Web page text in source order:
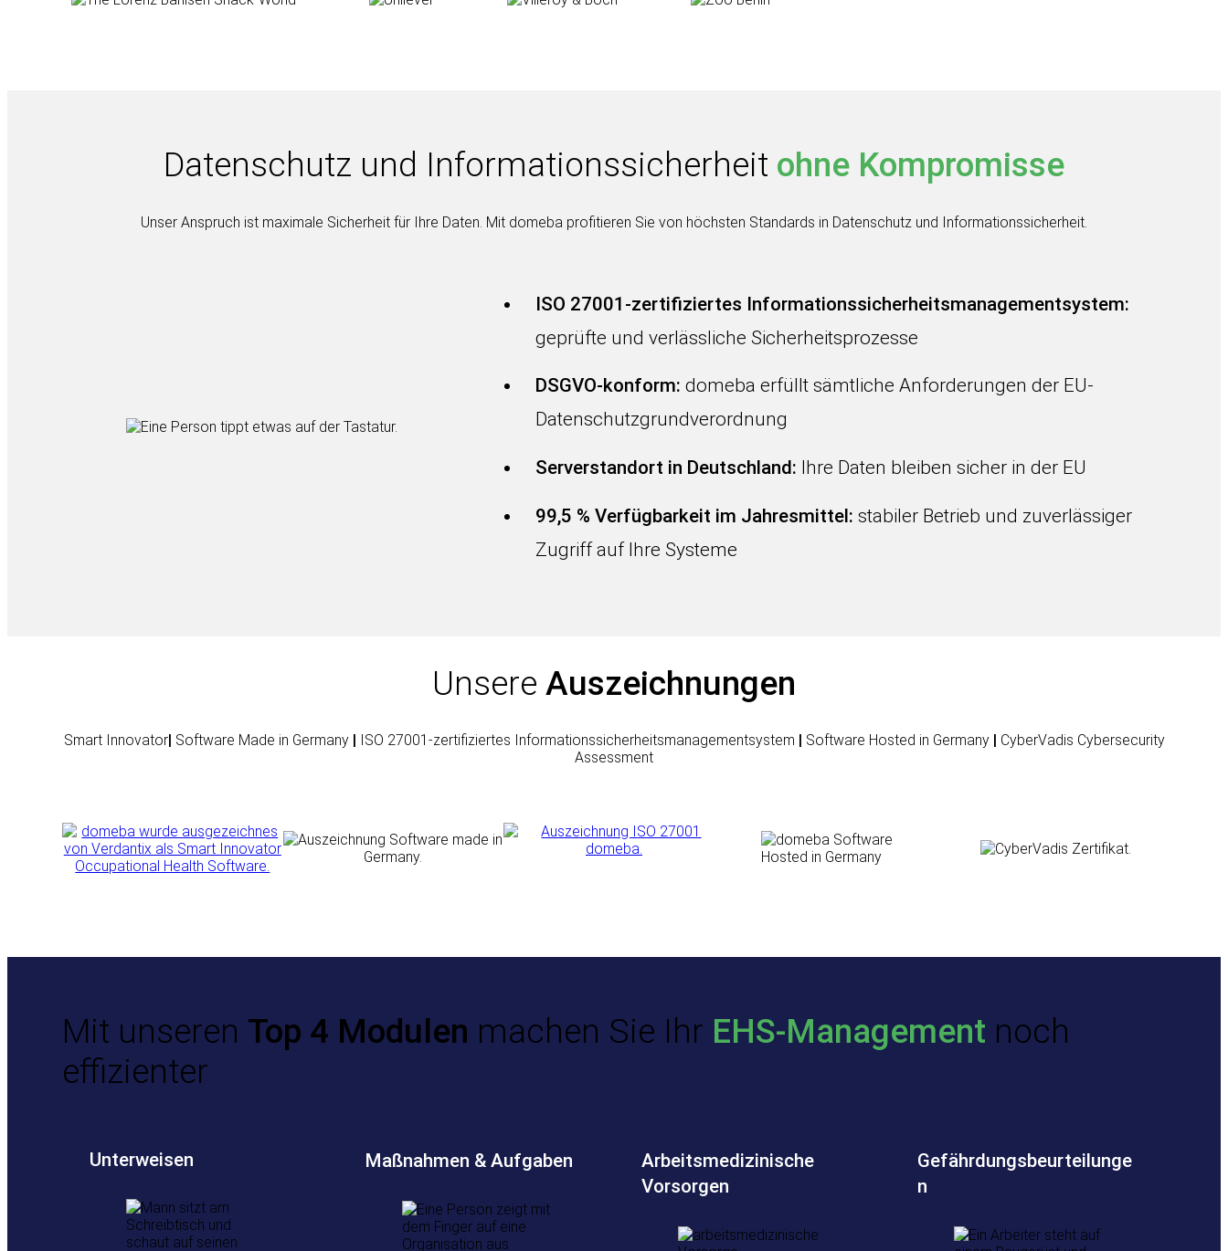
Datenschutz und Informationssicherheit ohne Kompromisse
Unser Anspruch ist maximale Sicherheit für Ihre Daten. Mit domeba profitieren Sie von höchsten Standards in Datenschutz und Informationssicherheit.
ISO 27001-zertifiziertes Informationssicherheitsmanagementsystem:
geprüfte und verlässliche Sicherheitsprozesse
DSGVO-konform: domeba erfüllt sämtliche Anforderungen der EU-
Datenschutzgrundverordnung
Serverstandort in Deutschland: Ihre Daten bleiben sicher in der EU
99,5 % Verfügbarkeit im Jahresmittel:stabiler Betrieb und zuverlässiger
Zugriff auf Ihre Systeme
Unsere Auszeichnungen
Smart Innovator| Software Made in Germany ISO 27001-zertifiziertes Informationssicherheitsmanagementsystem Software Hosted in Germany
CyberVadis Cybersecurity
Assessment
Mit unseren Top 4 Modulen machen Sie Ihr EHS-Management noch
effizienter
Unterweisen Maßnahmen & Aufgaben
Arbeitsmedizinische
Vorsorgen
Gefährdungsbeurteilunge
n